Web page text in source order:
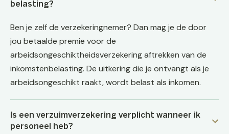
belasting?
Ben je zelf de verzekeringnemer? Dan mag je de door
jou betaalde premie voor de
arbeidsongeschiktheidsverzekering aftrekken van de
inkomstenbelasting. De uitkering die je ontvangt als je
arbeidsongeschikt raakt, wordt belast als inkomen.
Is een verzuimverzekering verplicht wanneer ik
personeel heb?